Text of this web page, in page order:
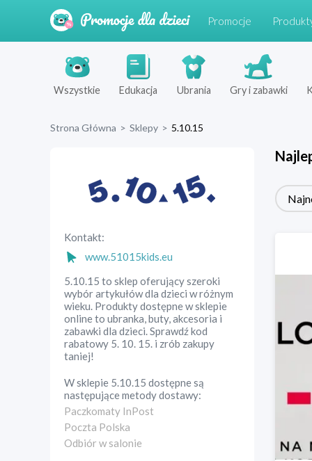
Promocje
Wszystkie Edukacja Ubrania Gry i zabawki
Strona Główna > Sklepy > 5.10.15
Kontakt:
www.51015kids.eu
5.10.15 to sklep oferujący szeroki
wybór artykułów dla dzieci w różnym
wieku. Produkty dostępne w sklepie
online to ubranka, buty, akcesoria i
zabawki dla dzieci. Sprawdź kod
rabatowy 5. 10. 15. i zrób zakupy
taniej!
W sklepie 5.10.15 dostępne są
następujące metody dostawy:
Paczkomaty InPost
Poczta Polska
Odbiór w salonie